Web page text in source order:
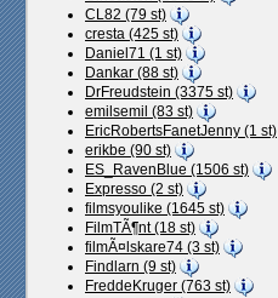
CL82 (79 st)
cresta (425 st)
Daniel71 (1 st)
Dankar (88 st)
DrFreudstein (3375 st)
emilsemil (83 st)
EricRobertsFanetJenny (1 st)
erikbe (90 st)
ES_RavenBlue (1506 st)
Expresso (2 st)
filmsyoulike (1645 st)
FilmTÃ¶nt (18 st)
filmÃ¤lskare74 (3 st)
Findlarn (9 st)
FreddeKruger (763 st)